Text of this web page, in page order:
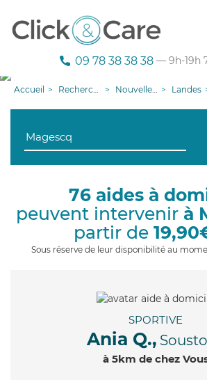
09 78 38 38 38 — 9h-19h
Accueil Recherche aide à domicile Nouvelle-Aquitaine Landes
76 aides à
peuvent intervenir à
partir de
Sous réserve de leur disponibilité au
SPORTIVE
Ania Q.,
à 5km de chez